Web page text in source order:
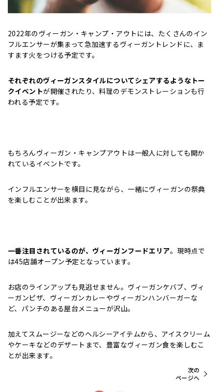
2022年のヴィーガン・キャンプ・アウトには、たくさんのイン
フルエンサーが集まって急加速するヴィーガントレンドに、ま
すます火をつける予定です。
それぞれのヴィーガンスタイルについてシェアするようなトー
クイベントが開催されたり、料理のデモンストレーションも行
われる予定です。
もちろんヴィーガン・キャンプアウトは一般人に対しても開か
れているイベントです。
インフルエンサーを横目に見ながら、一緒にヴィーガンの祭典
を楽しむことが出来ます。
一番注目されているのが、ヴィーガンフードエリア。現時点で
は45店舗オープン予定となっています。
お店のラインアップも見逃せません。ヴィーガンケバブ、ヴィ
ーガンピザ、ヴィーガンカレーやヴィーガンハンバーガーな
ど、パンチのある屋台メニューが沢山。
加えてスムージーなどのヘルシーアイテムから、アイスクリーム
やケーキなどのデザートまで、豊富なヴィーガン食を楽しむこ
とが出来ます。
次の
ページへ